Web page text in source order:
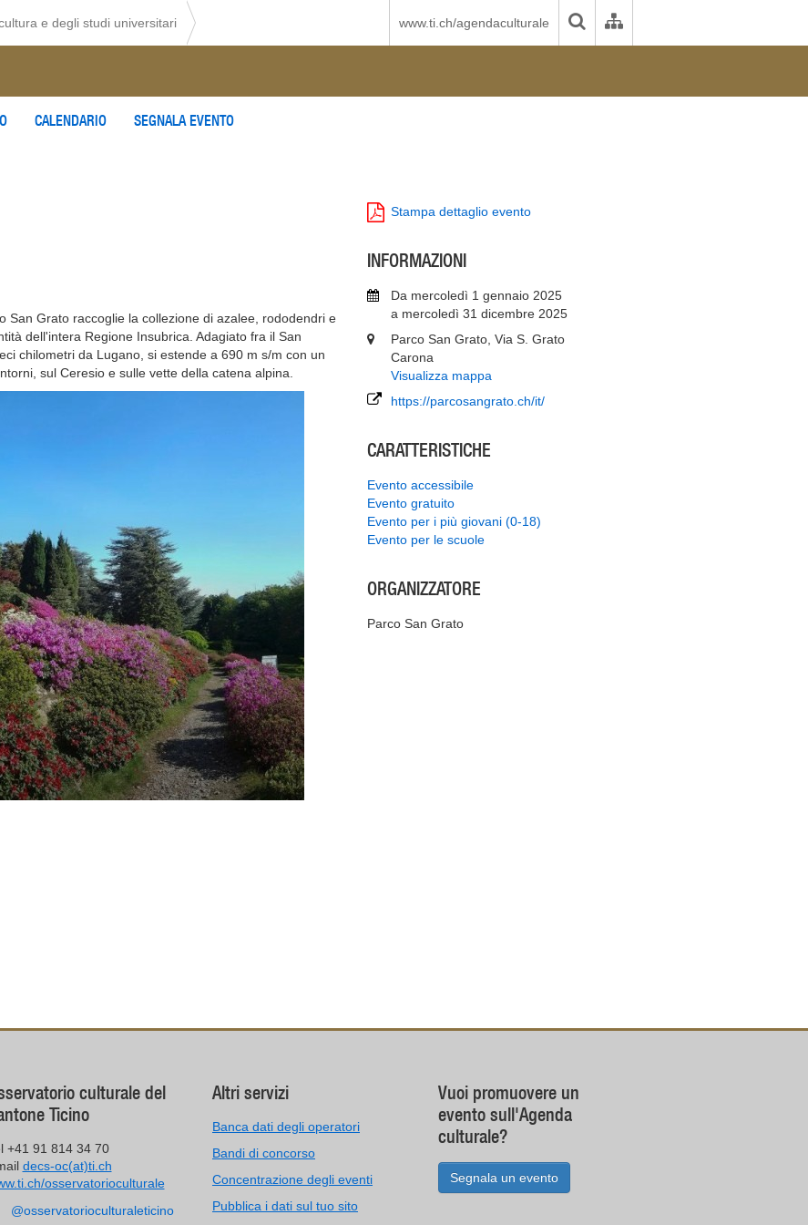
e degli studi universitari www.ti.ch/agendaculturale
CALENDARIO SEGNALA EVENTO
San Grato raccoglie la collezione di azalee, rododendri e
dell'intera Regione Insubrica. Adagiato fra il San
chilometri da Lugano, si estende a 690 m s/m con un
sul Ceresio e sulle vette della catena alpina.
Stampa dettaglio evento
INFORMAZIONI
Da mercoledì 1 gennaio 2025
a mercoledì 31 dicembre 2025
Parco San Grato, Via S. Grato
Carona
Visualizza mappa
https://parcosangrato.ch/it/
CARATTERISTICHE
Evento accessibile
Evento gratuito
Evento per i più giovani (0-18)
Evento per le scuole
ORGANIZZATORE
Parco San Grato
culturale del
Ticino
+41 91 814 34 70
decs-oc(at)ti.ch
osservatorioculturale
@osservatorioculturaleticino
Altri servizi
Banca dati degli operatori
Bandi di concorso
Concentrazione degli eventi
Pubblica i dati sul tuo sito
Vuoi promuovere un
evento sull'Agenda
culturale?
Segnala un evento